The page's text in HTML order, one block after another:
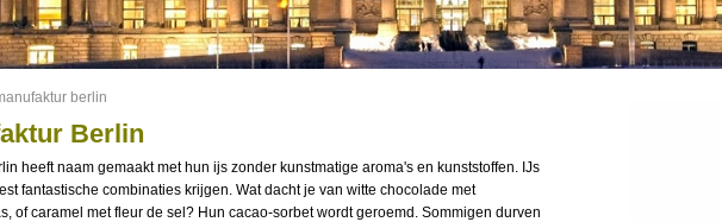
berlin
Berlin
heeft naam gemaakt met hun ijs zonder kunstmatige aroma's en kunststoffen. IJs
fantastische combinaties krijgen. Wat dacht je van witte chocolade met
of caramel met fleur de sel? Hun cacao-sorbet wordt geroemd. Sommigen durven